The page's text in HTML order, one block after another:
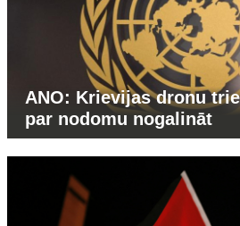
ANO: Krievijas dronu
par nodomu nogalināt